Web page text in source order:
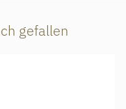
gefallen